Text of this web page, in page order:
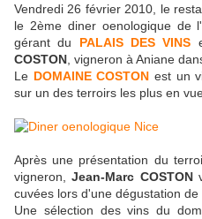
Vendredi 26 février 2010, le
le 2ème diner oenologique de
gérant du PALAIS DES VINS
COSTON , vigneron à Aniane
Le DOMAINE COSTON est un
sur un des terroirs les plus en
Après une présentation du
vigneron,Jean-Marc COSTON
cuvées lors d'une dégustation de
Une sélection des vins du